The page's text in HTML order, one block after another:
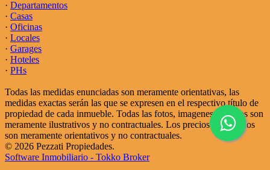
· Departamentos
· Casas
· Oficinas
· Locales
· Garages
· Hoteles
· PHs
Todas las medidas enunciadas son meramente orientativas, las
medidas exactas serán las que se expresen en el respectivo título de
propiedad de cada inmueble. Todas las fotos, imagenes y videos son
meramente ilustrativos y no contractuales. Los precios enunciados
son meramente orientativos y no contractuales.
© 2026 Pezzati Propiedades.
Software Inmobiliario - Tokko Broker